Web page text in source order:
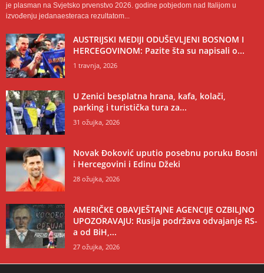
je plasman na Svjetsko prvenstvo 2026. godine pobjedom nad Italijom u
izvođenju jedanaesteraca rezultatom...
AUSTRIJSKI MEDIJI ODUŠEVLJENI BOSNOM I
HERCEGOVINOM: Pazite šta su napisali o...
1 travnja, 2026
U Zenici besplatna hrana, kafa, kolači,
parking i turistička tura za...
31 ožujka, 2026
Novak Đoković uputio posebnu poruku Bosni
i Hercegovini i Edinu Džeki
28 ožujka, 2026
AMERIČKE OBAVJEŠTAJNE AGENCIJE OZBILJNO
UPOZORAVAJU: Rusija podržava odvajanje RS-
a od BiH,...
27 ožujka, 2026